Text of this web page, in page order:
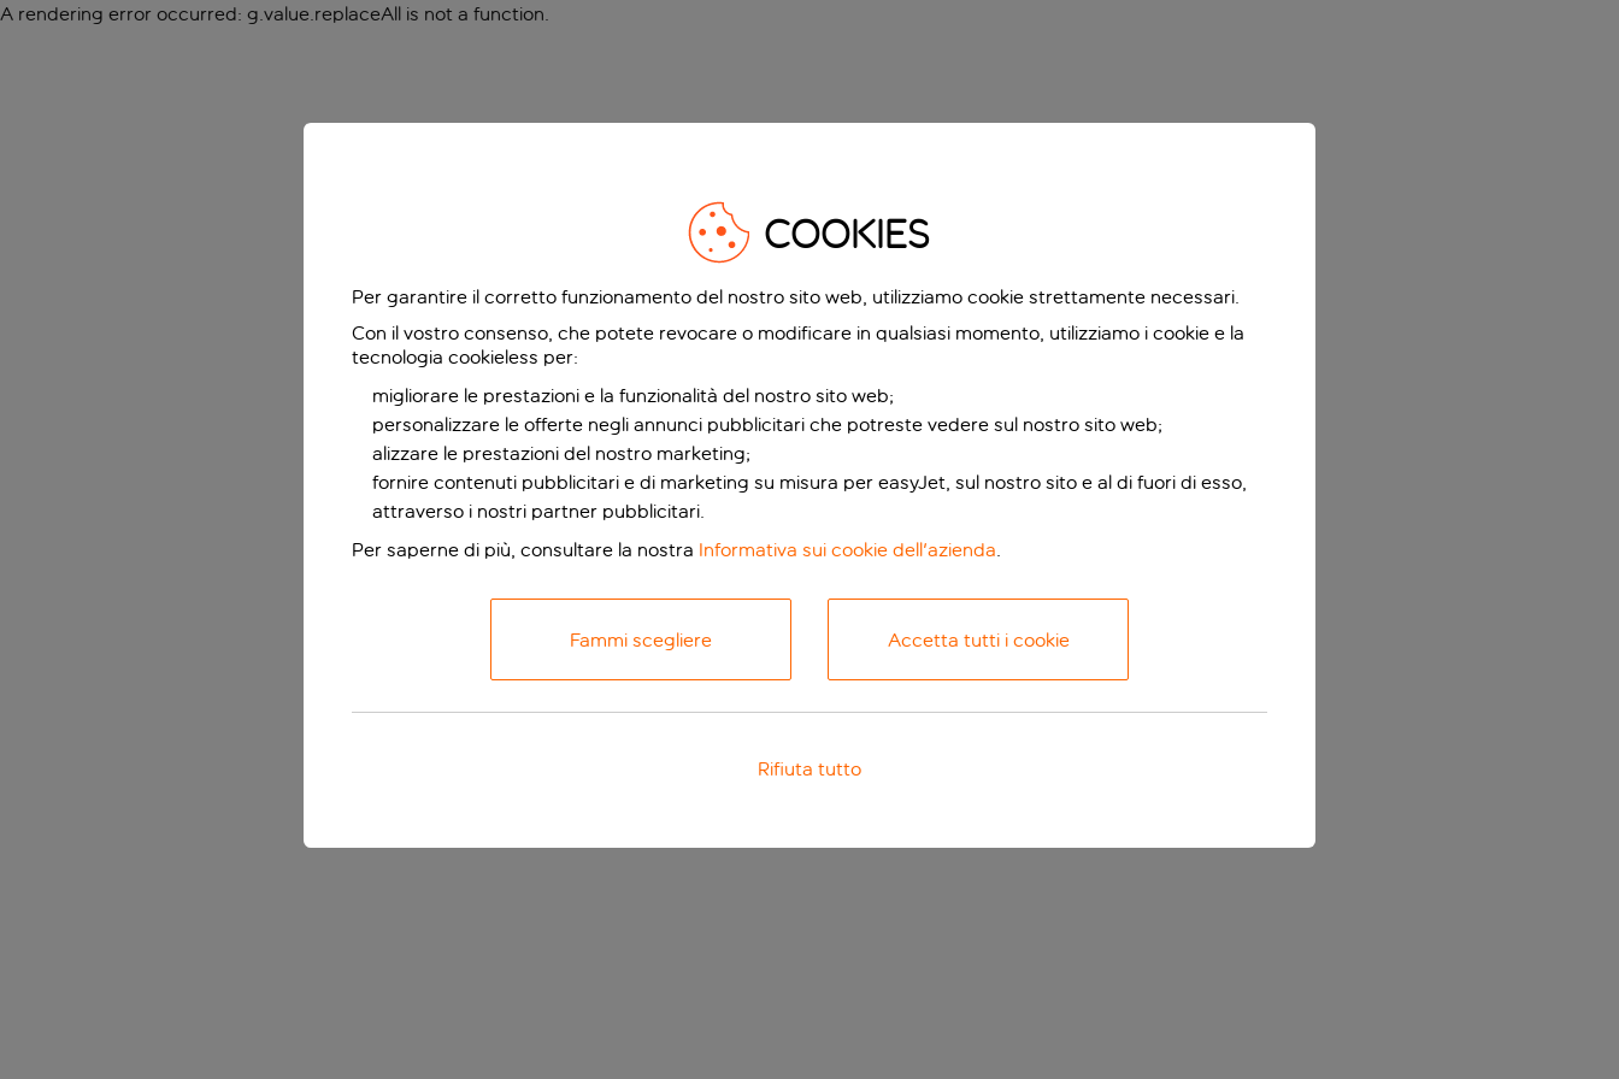
A rendering error occurred: g.value.replaceAll is not a function.
COOKIES
Per garantire il corretto funzionamento del nostro sito web, utilizziamo cookie strettamente necessari.
Con il vostro consenso, che potete revocare o modificare in qualsiasi momento, utilizziamo i cookie e la
tecnologia cookieless per:
migliorare le prestazioni e la funzionalità del nostro sito web;
personalizzare le offerte negli annunci pubblicitari che potreste vedere sul nostro sito web;
alizzare le prestazioni del nostro marketing;
fornire contenuti pubblicitari e di marketing su misura per easyJet, sul nostro sito e al di fuori di esso,
attraverso i nostri partner pubblicitari.
Per saperne di più, consultare la nostra Informativa sui cookie dell'azienda.
Fammi scegliere Accetta tutti i cookie
Rifiuta tutto